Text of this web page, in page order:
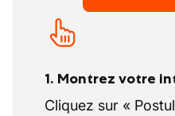
1. Montrez votre
Cliquez sur «